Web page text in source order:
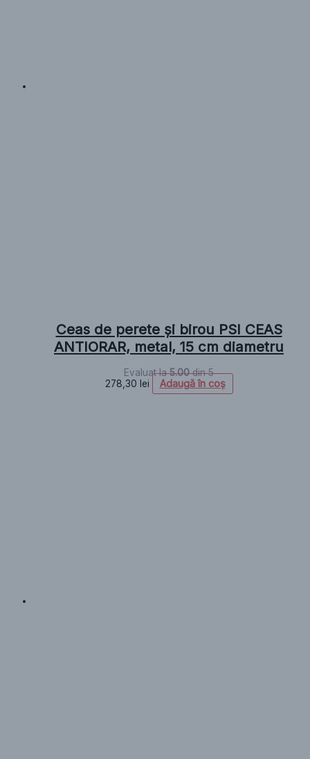
Ceas de perete și birou PSI CEAS
ANTIORAR, metal, 15 cm diametru
Evaluat la5.00din 5
278,30 lei Adaugă în coș